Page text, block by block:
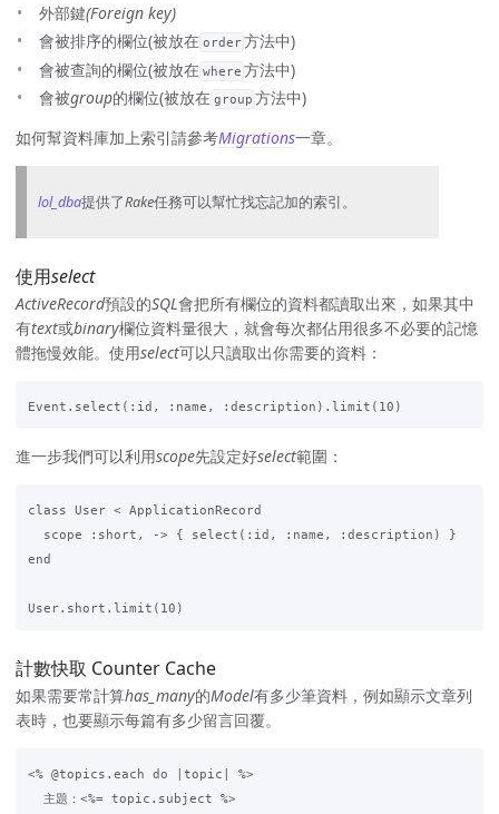
外部鍵(Foreign key)
會被排序的欄位(被放在 order 方法中)
會被查詢的欄位(被放在 where 方法中)
會被group的欄位(被放在 group 方法中)
如何幫資料庫加上索引請參考Migrations一章。
lol_dba提供了Rake任務可以幫忙找忘記加的索引。
使用select
ActiveRecord預設的SQL會把所有欄位的資料都讀取出來，如果其中
有text或binary欄位資料量很大，就會每次都佔用很多不必要的記憶
體拖慢效能。使用select可以只讀取出你需要的資料：
進一步我們可以利用scope先設定好select範圍：
class User < ApplicationRecord
  scope :short, -> { select(:id, :name, :description) }
end
計數快取 Counter Cache
如果需要常計算has_many的Model有多少筆資料，例如顯示文章列
表時，也要顯示每篇有多少留言回覆。
<% @topics.each do |topic| %>
  主題：<%= topic.subject %>